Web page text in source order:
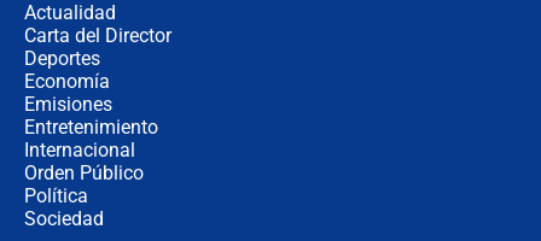
Actualidad
Carta del Director
Deportes
Economía
Emisiones
Entretenimiento
Internacional
Orden Público
Política
Sociedad